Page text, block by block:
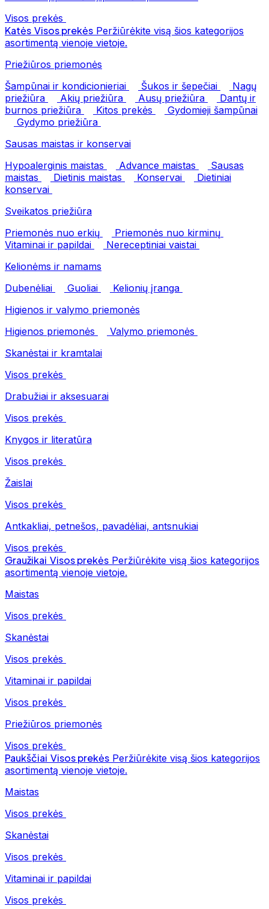
Visos prekės
Katės Visos prekės Peržiūrėkite visą šios kategorijos
asortimentą vienoje vietoje.
Priežiūros priemonės
Šampūnai ir kondicionieriai
Šukos ir šepečiai
Nagų
priežiūra
Akių priežiūra Ausų priežiūra
Dantų ir
burnos priežiūra
Kitos prekės
Gydomieji šampūnai
Gydymo priežiūra
Sausas maistas ir konservai
Hypoalerginis maistas
Advance maistas
Sausas
maistas
Dietinis maistas Konservai
Dietiniai
konservai
Sveikatos priežiūra
Priemonės nuo erkių
Priemonės nuo kirminų
Vitaminai ir papildai
Nereceptiniai vaistai
Kelionėms ir namams
Dubenėliai
Guoliai
Kelionių įranga
Higienos ir valymo priemonės
Higienos priemonės
Valymo priemonės
Skanėstai ir kramtalai
Visos prekės
Drabužiai ir aksesuarai
Visos prekės
Knygos ir literatūra
Visos prekės
Žaislai
Visos prekės
Antkakliai, petnešos, pavadėliai, antsnukiai
Visos prekės
Graužikai Visos prekės Peržiūrėkite visą šios kategorijos
asortimentą vienoje vietoje.
Maistas
Visos prekės
Skanėstai
Visos prekės
Vitaminai ir papildai
Visos prekės
Priežiūros priemonės
Visos prekės
Paukščiai Visos prekės Peržiūrėkite visą šios kategorijos
asortimentą vienoje vietoje.
Maistas
Visos prekės
Skanėstai
Visos prekės
Vitaminai ir papildai
Visos prekės